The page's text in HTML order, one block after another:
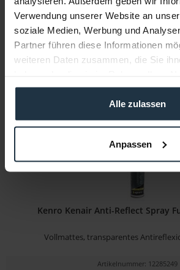
Verwendung unserer Website an
soziale Medien, Werbung und
Partner führen diese Informationen
weiteren Daten zusammen, die Sie
gesammelt haben.
Alle zulassen
Anpassen
-39% € 5,38
Kenro Kenair Anti-Reflect Spray
Vollmattes, transparentes
Artikelnummer: 12285249